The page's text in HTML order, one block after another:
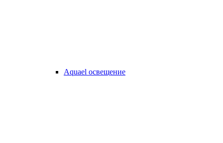
Aquael освещение